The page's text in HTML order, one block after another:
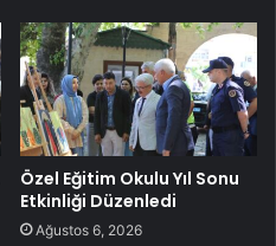
Özel Eğitim Okulu Yıl Sonu
Etkinliği Düzenledi
Ağustos 6, 2026